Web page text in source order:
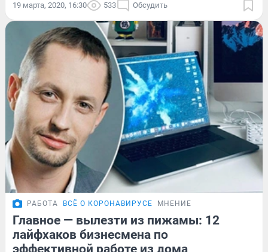
19 марта, 2020, 16:30 533 Обсудить
РАБОТА ВСЁ О КОРОНАВИРУСЕ МНЕНИЕ
Главное — вылезти из пижамы: 12
лайфхаков бизнесмена по
эффективной работе из дома